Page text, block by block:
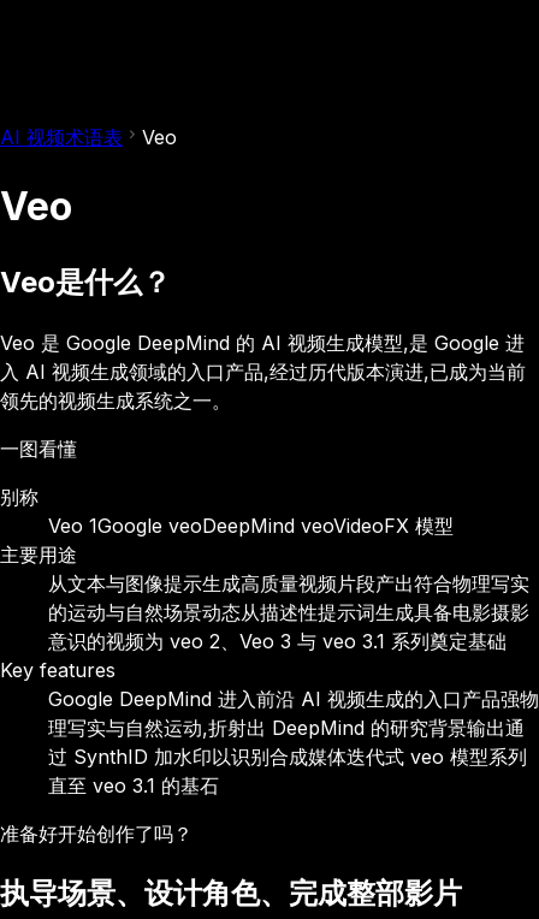
AI 视频术语表 Veo
Veo
Veo是什么？
Veo 是 Google DeepMind 的 AI 视频生成模型,是 Google 进
入 AI 视频生成领域的入口产品,经过历代版本演进,已成为当前
领先的视频生成系统之一。
一图看懂
别称
Veo 1Google veoDeepMind veoVideoFX 模型
主要用途
从文本与图像提示生成高质量视频片段产出符合物理写实
的运动与自然场景动态从描述性提示词生成具备电影摄影
意识的视频为 veo 2、Veo 3 与 veo 3.1 系列奠定基础
Key features
Google DeepMind 进入前沿 AI 视频生成的入口产品强物
理写实与自然运动,折射出 DeepMind 的研究背景输出通
过 SynthID 加水印以识别合成媒体迭代式 veo 模型系列
直至 veo 3.1 的基石
准备好开始创作了吗？
执导场景、设计角色、完成整部影片